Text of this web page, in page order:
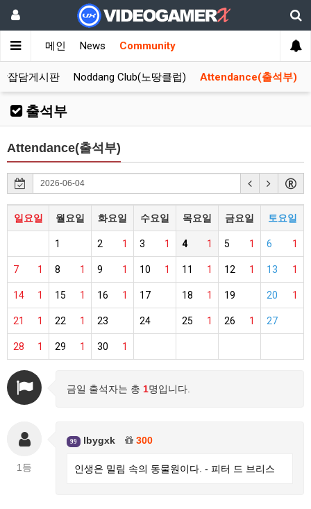
메인 News Community
잡담게시판 Noddang Club(노땅클럽) Attendance(출석부)
출석부
Attendance(출석부)
일요일 월요일 화요일 수요일 목요일 금요일 토요일
1 1
2 1
3 1
4 1
5 1
6
1
7 1
8 1
9 1
10 1
11 1
12 1
13
1
14 1
15 1
16 17 1
18 19 1
20
1
21 1
22 23 24 1
25 1
26 27
1
28 1
29 1
30
금일 출석자는 총 1명입니다.
1등
99 lbygxk 300
인생은 밀림 속의 동물원이다. - 피터 드 브리스